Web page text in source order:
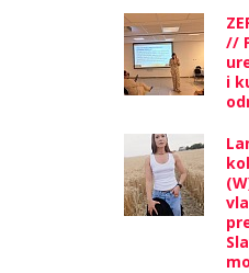
//
i